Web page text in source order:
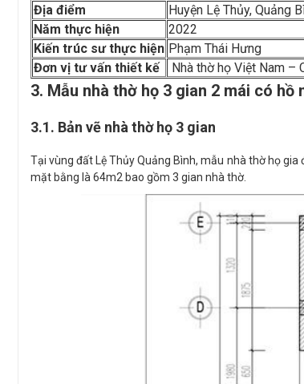
Địa điểm
Huyện Lệ Thủy, Quảng
Năm thực hiện
2022
Kiến trúc sư thực hiện Phạm Thái Hưng
Đơn vị tư vấn thiết kế
Nhà thờ họ Việt Nam –
3. Mẫu nhà thờ họ 3 gian 2 mái có hồ
3.1. Bản vẽ nhà thờ họ 3 gian
Tại vùng đất Lệ Thủy Quảng Bình, mẫu nhà thờ họ
mặt bằng là 64m2 bao gồm 3 gian nhà thờ.